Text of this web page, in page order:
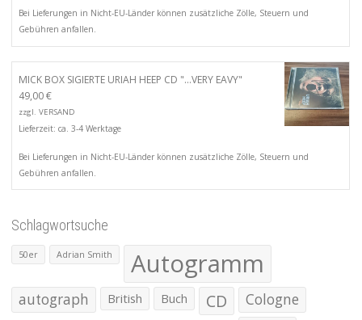
Bei Lieferungen in Nicht-EU-Länder können zusätzliche Zölle, Steuern und
Gebühren anfallen.
MICK BOX SIGIERTE URIAH HEEP CD "...VERY EAVY"
49,00€
zzgl. VERSAND
Lieferzeit: ca. 3-4 Werktage
Bei Lieferungen in Nicht-EU-Länder können zusätzliche Zölle, Steuern und
Gebühren anfallen.
Schlagwortsuche
50er Adrian Smith Autogramm
autograph British Buch CD Cologne